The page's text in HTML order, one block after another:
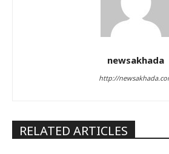
newsakhada
http://
RELATED ARTICLES